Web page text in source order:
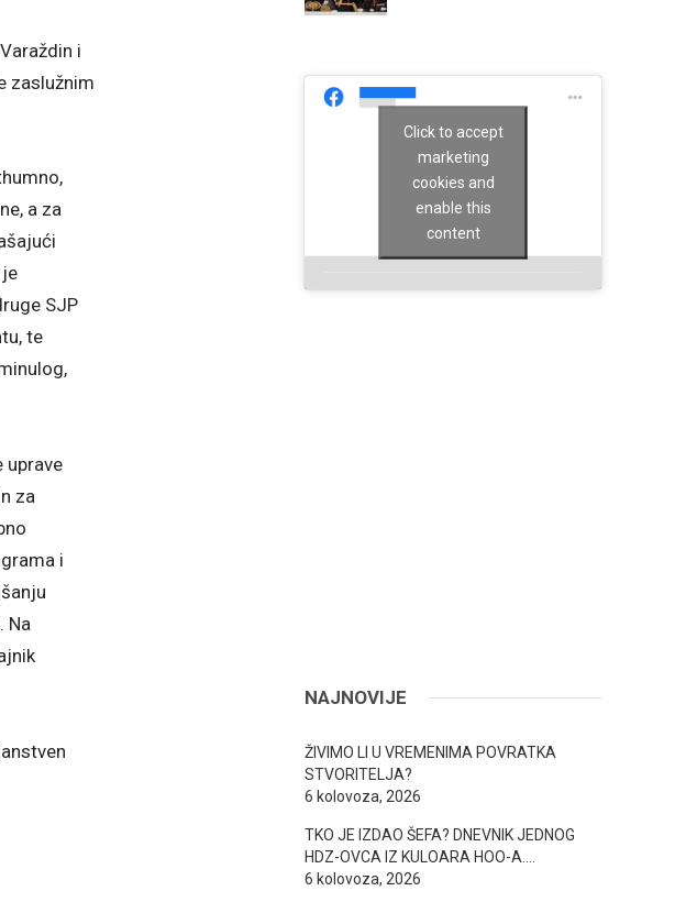
i
zaslužnim
a za
SJP
te
uprave
za
i
Na
Click to accept
marketing
cookies and
enable this
content
NAJNOVIJE
ŽIVIMO LI U VREMENIMA POVRATKA
STVORITELJA?
6 kolovoza, 2026
TKO JE IZDAO ŠEFA? DNEVNIK JEDNOG
HDZ-OVCA IZ KULOARA HOO-A….
6 kolovoza, 2026